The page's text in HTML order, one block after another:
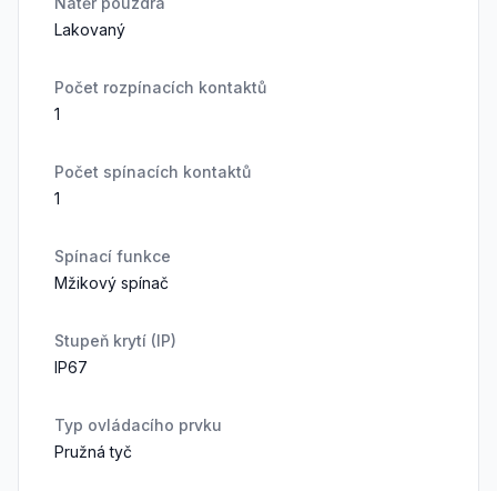
Lakovaný
Počet rozpínacích kontaktů
1
Počet spínacích kontaktů
1
Spínací funkce
Mžikový spínač
Stupeň krytí (IP)
IP67
Typ ovládacího prvku
Pružná tyč